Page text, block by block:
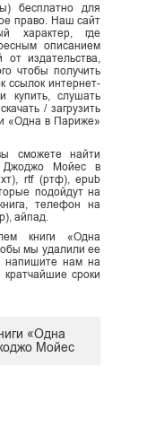
бесплатно для
право. Наш сайт
характер, где
описанием
издательства,
чтобы получить
ссылок интернет-
купить, слушать
/ загрузить
«Одна в Париже»
сможете найти
Джоджо Мойес в
rtf (ртф), epub
подойдут на
телефон на
айпад.
книги «Одна
мы удалили ее
напишите нам на
сроки
«Одна
Мойес